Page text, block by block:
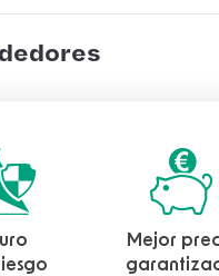
Mejor